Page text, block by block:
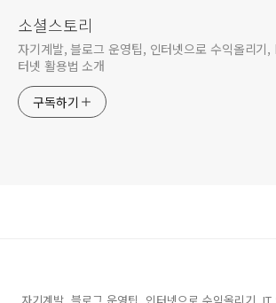
소셜스토리
자기계발, 블로그 운영팁, 인터넷으로 수익올리기,
터넷 활용법 소개
구독하기